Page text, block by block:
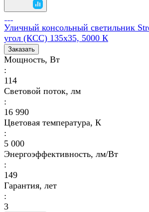
Уличный консольный светильник
угол (КСС) 135х35, 5000 К
Заказать
Мощность, Вт
:
114
Световой поток, лм
:
16 990
Цветовая температура, К
:
5 000
Энергоэффективность, лм/Вт
:
149
Гарантия, лет
:
3